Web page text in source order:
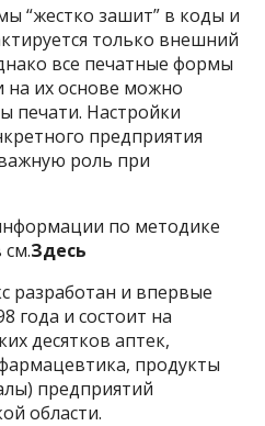
“жестко зашит” в коды и
только внешний
все печатные формы
на их основе можно
печати. Настройки
предприятия
роль при
по методике
см.Здесь
разработан и впервые
года и состоит на
десятков аптек,
продукты
предприятий
области.